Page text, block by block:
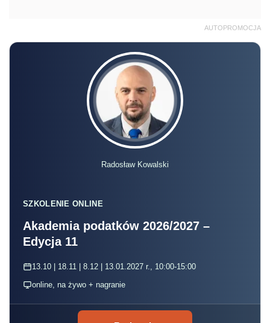
AUTOPROMOCJA
Radosław Kowalski
SZKOLENIE ONLINE
Akademia podatków 2026/2027 –
Edycja 11
13.10 | 18.11 | 8.12 | 13.01.2027 r., 10:00-15:00
online, na żywo + nagranie